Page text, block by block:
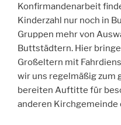
Konfirmandenarbeit
Kinderzahl nur noch in
Gruppen mehr von
Buttstädtern. Hier
Großeltern mit
wir uns regelmäßig zum
bereiten Auftitte für
anderen Kirchgemeinde